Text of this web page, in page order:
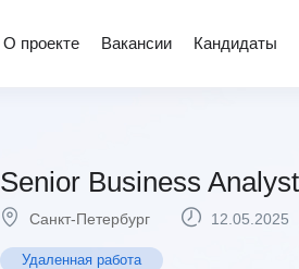
О проекте Вакансии Кандидаты
Senior Business Analyst
Санкт-Петербург 12.05.2025
Удаленная работа